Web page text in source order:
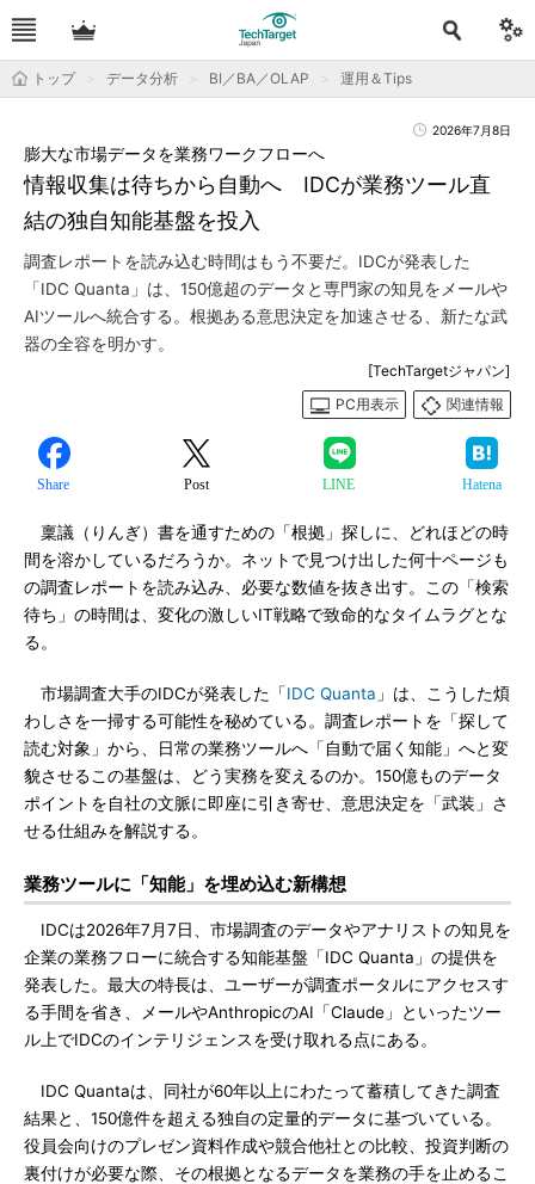
トップ データ分析 BI／BA／OLAP 運用＆Tips
2026年7月8日
情報収集は待ちから自動へ IDCが業務ツール直
結の独自知能基盤を投入
膨大な市場データを業務ワークフローへ
調査レポートを読み込む時間はもう不要だ。IDCが発表した
「IDC Quanta」は、150億超のデータと専門家の知見をメールや
AIツールへ統合する。根拠ある意思決定を加速させる、新たな武
器の全容を明かす。
[TechTargetジャパン]
PC用表示
関連情報
Share Post LINE Hatena
稟議（りんぎ）書を通すための「根拠」探しに、どれほどの時
間を溶かしているだろうか。ネットで見つけ出した何十ページも
の調査レポートを読み込み、必要な数値を抜き出す。この「検索
待ち」の時間は、変化の激しいIT戦略で致命的なタイムラグとな
る。
市場調査大手のIDCが発表した「IDC Quanta 」は、こうした煩
わしさを一掃する可能性を秘めている。調査レポートを「探して
読む対象」から、日常の業務ツールへ「自動で届く知能」へと変
貌させるこの基盤は、どう実務を変えるのか。150億ものデータ
ポイントを自社の文脈に即座に引き寄せ、意思決定を「武装」さ
せる仕組みを解説する。
業務ツールに「知能」を埋め込む新構想
IDCは2026年7月7日、市場調査のデータやアナリストの知見を
企業の業務フローに統合する知能基盤「IDC Quanta」の提供を
発表した。最大の特長は、ユーザーが調査ポータルにアクセスす
る手間を省き、メールやAnthropicのAI「Claude」といったツー
ル上でIDCのインテリジェンスを受け取れる点にある。
IDC Quantaは、同社が60年以上にわたって蓄積してきた調査
結果と、150億件を超える独自の定量的データに基づいている。
役員会向けのプレゼン資料作成や競合他社との比較、投資判断の
裏付けが必要な際、その根拠となるデータを業務の手を止めるこ